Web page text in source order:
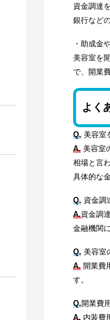
資金調達
銀行など
・助成金
美容室を
で、開業
よく
Q. 美容室
A. 美容室
相場と言
具体的な
Q. 資金調
A.資金調
金融機関
Q. 美容室
A. 開業費
す。
Q.開業費
A. 内装費